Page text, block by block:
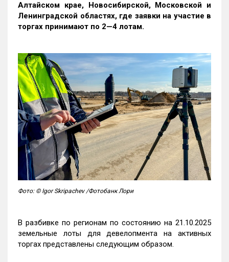
Алтайском крае, Новосибирской, Московской и
Ленинградской областях, где заявки на участие в
торгах принимают по 2—4 лотам.
Фото: © Igor Skripachev /Фотобанк Лори
В разбивке по регионам по состоянию на 21.10.2025
земельные лоты для девелопмента на активных
торгах представлены следующим образом.